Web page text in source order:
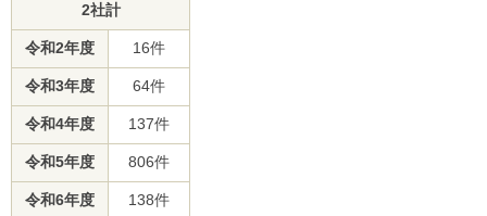
2社計
令和2年度 16件
令和3年度 64件
令和4年度 137件
令和5年度 806件
令和6年度 138件